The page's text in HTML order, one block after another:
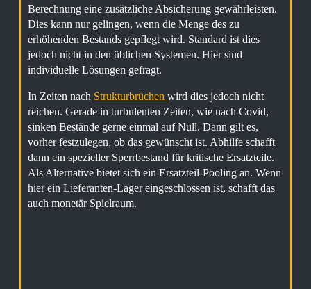
Berechnung eine zusätzliche Absicherung gewährleisten.
Dies kann nur gelingen, wenn die Menge des zu
erhöhenden Bestands gepflegt wird. Standard ist dies
jedoch nicht in den üblichen Systemen. Hier sind
individuelle Lösungen gefragt.
In Zeiten nach Strukturbrüchen wird dies jedoch nicht
reichen. Gerade in turbulenten Zeiten, wie nach Covid,
sinken Bestände gerne einmal auf Null. Dann gilt es,
vorher festzulegen, ob das gewünscht ist. Abhilfe schafft
dann ein spezieller Sperrbestand für kritische Ersatzteile.
Als Alternative bietet sich ein Ersatzteil-Pooling an. Wenn
hier ein Lieferanten-Lager eingeschlossen ist, schafft das
auch monetär Spielraum.